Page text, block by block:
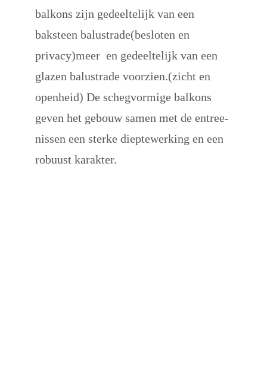
balkons zijn gedeeltelijk van een
baksteen balustrade(besloten en
privacy)meer  en gedeeltelijk van een
glazen balustrade voorzien.(zicht en
openheid) De schegvormige balkons
geven het gebouw samen met de entree-
nissen een sterke dieptewerking en een
robuust karakter.